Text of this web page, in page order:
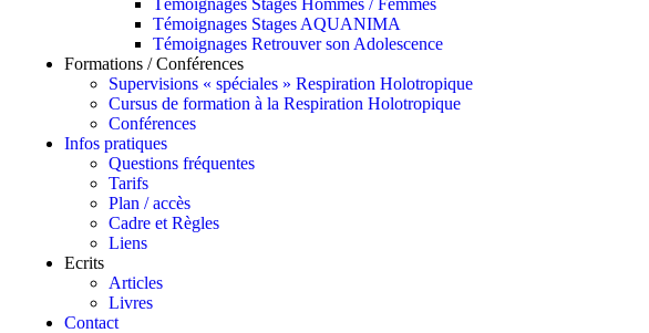
Témoignages Stages Hommes / Femmes
Témoignages Stages AQUANIMA
Témoignages Retrouver son Adolescence
Formations / Conférences
Supervisions « spéciales » Respiration Holotropique
Cursus de formation à la Respiration Holotropique
Conférences
Infos pratiques
Questions fréquentes
Tarifs
Plan / accès
Cadre et Règles
Liens
Ecrits
Articles
Livres
Contact